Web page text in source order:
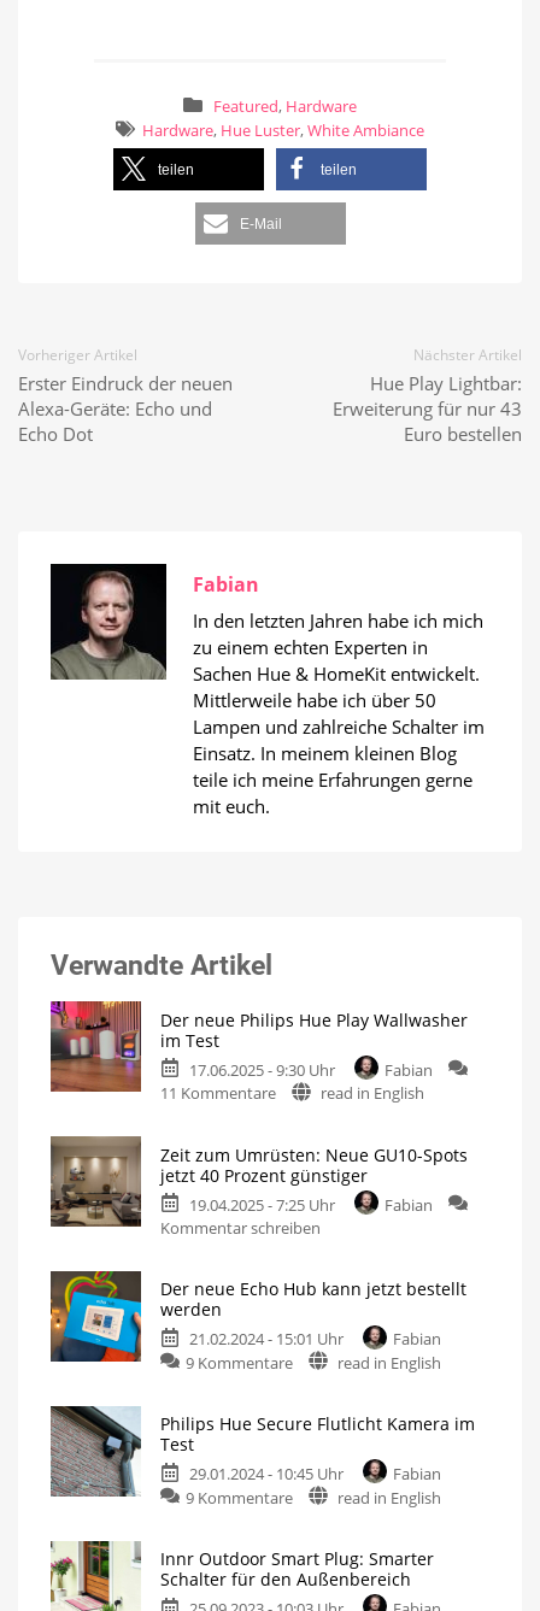
Featured, Hardware
Hardware, Hue Luster,White Ambiance
teilen teilen
E-Mail
Vorheriger Artikel
Erster Eindruck der neuen
Alexa-Geräte: Echo und
Echo Dot
Nächster Artikel
Hue Play Lightbar:
Erweiterung für nur 43
Euro bestellen
Fabian
In den letzten Jahren habe ich mich
zu einem echten Experten in
Sachen Hue & HomeKit entwickelt.
Mittlerweile habe ich über 50
Lampen und zahlreiche Schalter im
Einsatz. In meinem kleinen Blog
teile ich meine Erfahrungen gerne
mit euch.
Verwandte Artikel
Der neue Philips Hue Play Wallwasher
im Test
17.06.2025 - 9:30 Uhr
Fabian
11 Kommentarezu
Philips
Hue
Play
Wallwasher
Smarte
read in English
Zeit zum Umrüsten: Neue GU10-Spots
jetzt 40 Prozent günstiger
19.04.2025 - 7:25 Uhr
Fabian
Kommentar schreiben
Umrüsten:
GU10-
Spots
Prozent
günstiger
Verbesserte
White
Ambiance
Der neue Echo Hub kann jetzt bestellt
werden
21.02.2024 - 15:01 Uhr
Fabian
9 Kommentarezu
Echo
kann
jetzt
Smart-
Home-
Bedienpanel
read in English
Philips Hue Secure Flutlicht Kamera im
Test
29.01.2024 - 10:45 Uhr
Fabian
9 Kommentarezu
Secure
Flutlicht
read in English
Innr Outdoor Smart Plug: Smarter
Schalter für den Außenbereich